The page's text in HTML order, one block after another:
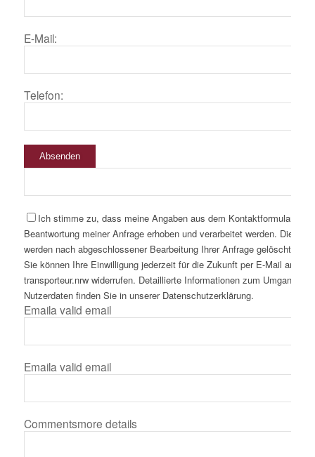
E-Mail:
Telefon:
Absenden
Ich stimme zu, dass meine Angaben aus dem Kontaktformular zur
Beantwortung meiner Anfrage erhoben und verarbeitet werden. Die
werden nach abgeschlossener Bearbeitung Ihrer Anfrage gelöscht.
Sie können Ihre Einwilligung jederzeit für die Zukunft per E-Mail an
transporteur.nrw widerrufen. Detaillierte Informationen zum Umgang mit
Nutzerdaten finden Sie in unserer Datenschutzerklärung.
Emaila valid email
Emaila valid email
Commentsmore details